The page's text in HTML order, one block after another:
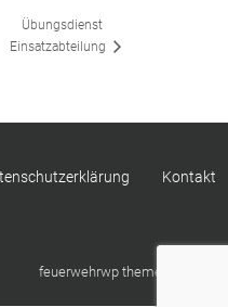
Übungsdienst
Einsatzabteilung
Kontakt
feuerwehrwp theme by